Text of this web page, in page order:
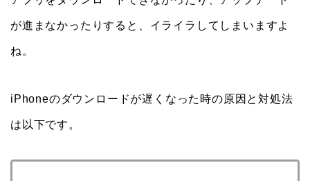
が進まなかったりすると、イライラしてしまいますよ
ね。
iPhoneのダウンロードが遅くなった時の原因と対処法
は以下です。